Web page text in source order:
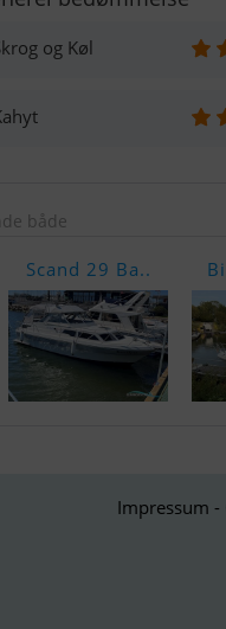
og Køl
både
Scand 29 Ba..
Impressum -